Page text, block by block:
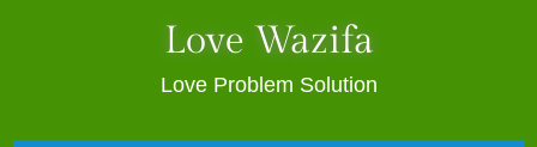
Love Wazifa
Love Problem Solution